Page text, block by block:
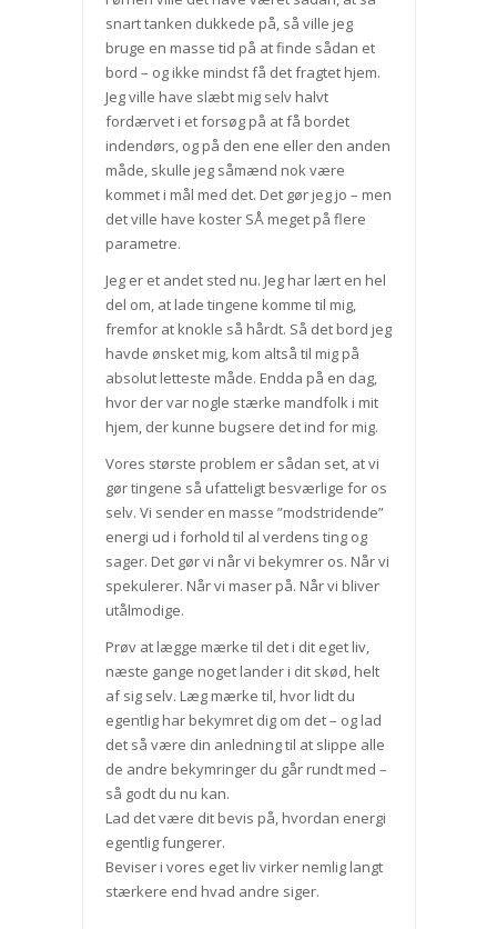
snart tanken dukkede på, så ville jeg
bruge en masse tid på at finde sådan et
bord – og ikke mindst få det fragtet hjem.
Jeg ville have slæbt mig selv halvt
fordærvet i et forsøg på at få bordet
indendørs, og på den ene eller den anden
måde, skulle jeg såmænd nok være
kommet i mål med det. Det gør jeg jo – men
det ville have koster SÅ meget på flere
parametre.
Jeg er et andet sted nu. Jeg har lært en hel
del om, at lade tingene komme til mig,
fremfor at knokle så hårdt. Så det bord jeg
havde ønsket mig, kom altså til mig på
absolut letteste måde. Endda på en dag,
hvor der var nogle stærke mandfolk i mit
hjem, der kunne bugsere det ind for mig.
Vores største problem er sådan set, at vi
gør tingene så ufatteligt besværlige for os
selv. Vi sender en masse ”modstridende”
energi ud i forhold til al verdens ting og
sager. Det gør vi når vi bekymrer os. Når vi
spekulerer. Når vi maser på. Når vi bliver
utålmodige.
Prøv at lægge mærke til det i dit eget liv,
næste gange noget lander i dit skød, helt
af sig selv. Læg mærke til, hvor lidt du
egentlig har bekymret dig om det – og lad
det så være din anledning til at slippe alle
de andre bekymringer du går rundt med –
så godt du nu kan.
Lad det være dit bevis på, hvordan energi
egentlig fungerer.
Beviser i vores eget liv virker nemlig langt
stærkere end hvad andre siger.